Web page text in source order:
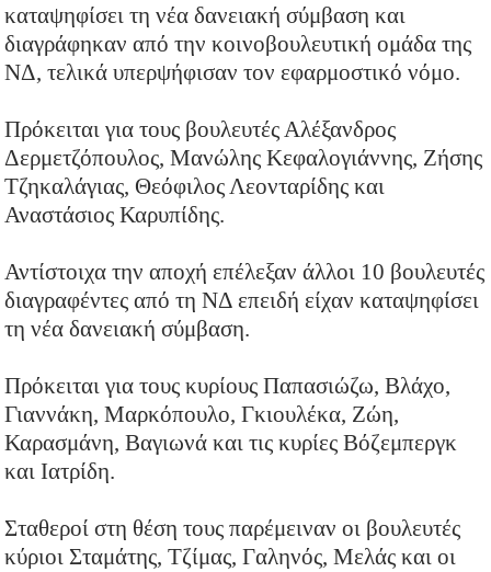
καταψηφίσει τη νέα δανειακή σύμβαση και
διαγράφηκαν από την κοινοβουλευτική ομάδα της
ΝΔ, τελικά υπερψήφισαν τον εφαρμοστικό νόμο.
Πρόκειται για τους βουλευτές Αλέξανδρος
Δερμετζόπουλος, Μανώλης Κεφαλογιάννης, Ζήσης
Τζηκαλάγιας, Θεόφιλος Λεονταρίδης και
Αναστάσιος Καρυπίδης.
Αντίστοιχα την αποχή επέλεξαν άλλοι 10 βουλευτές
διαγραφέντες από τη ΝΔ επειδή είχαν καταψηφίσει
τη νέα δανειακή σύμβαση.
Πρόκειται για τους κυρίους Παπασιώζω, Βλάχο,
Γιαννάκη, Μαρκόπουλο, Γκιουλέκα, Ζώη,
Καρασμάνη, Βαγιωνά και τις κυρίες Βόζεμπεργκ
και Ιατρίδη.
Σταθεροί στη θέση τους παρέμειναν οι βουλευτές
κύριοι Σταμάτης, Τζίμας, Γαληνός, Μελάς και οι